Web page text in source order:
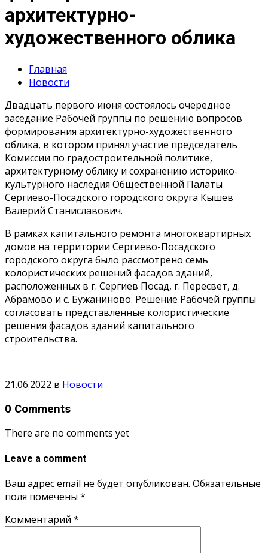
архитектурно-
художественного облика
Главная
Новости
Двадцать первого июня состоялось очередное
заседание Рабочей группы по решению вопросов
формирования архитектурно-художественного
облика, в котором принял участие председатель
Комиссии по градостроительной политике,
архитектурному облику и сохранению историко-
культурного наследия Общественной Палаты
Сергиево-Посадского городского округа Кышев
Валерий Станиславович.
В рамках капитального ремонта многоквартирных
домов на территории Сергиево-Посадского
городского округа было рассмотрено семь
колористических решений фасадов зданий,
расположенных в г. Сергиев Посад, г. Пересвет, д.
Абрамово и с. Бужаниново. Решение Рабочей группы
согласовать представленные колористические
решения фасадов зданий капитального
строительства.
21.06.2022 в Новости
0 Comments
There are no comments yet
Leave a comment
Ваш адрес email не будет опубликован. Обязательные
поля помечены *
Комментарий *